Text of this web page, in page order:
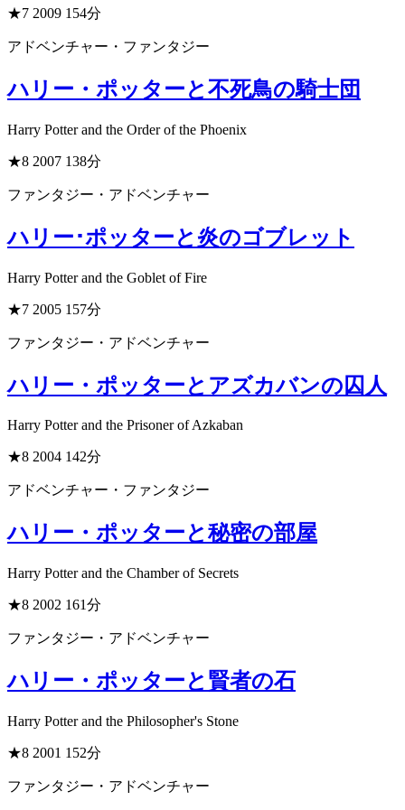
★7 2009 154分
アドベンチャー・ファンタジー
ハリー・ポッターと不死鳥の騎士団
Harry Potter and the Order of the Phoenix
★8 2007 138分
ファンタジー・アドベンチャー
ハリー･ポッターと炎のゴブレット
Harry Potter and the Goblet of Fire
★7 2005 157分
ファンタジー・アドベンチャー
ハリー・ポッターとアズカバンの囚人
Harry Potter and the Prisoner of Azkaban
★8 2004 142分
アドベンチャー・ファンタジー
ハリー・ポッターと秘密の部屋
Harry Potter and the Chamber of Secrets
★8 2002 161分
ファンタジー・アドベンチャー
ハリー・ポッターと賢者の石
Harry Potter and the Philosopher's Stone
★8 2001 152分
ファンタジー・アドベンチャー